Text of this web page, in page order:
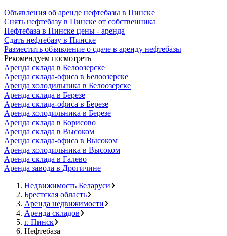
Объявления об аренде нефтебазы в Пинске
Снять нефтебазу в Пинске от собственника
Нефтебаза в Пинске цены - аренда
Сдать нефтебазу в Пинске
Разместить объявление о сдаче в аренду нефтебазы
Рекомендуем посмотреть
Аренда склада в Белоозерске
Аренда склада-офиса в Белоозерске
Аренда холодильника в Белоозерске
Аренда склада в Березе
Аренда склада-офиса в Березе
Аренда холодильника в Березе
Аренда склада в Борисово
Аренда склада в Высоком
Аренда склада-офиса в Высоком
Аренда холодильника в Высоком
Аренда склада в Галево
Аренда завода в Дрогичине
Недвижимость Беларуси
Брестская область
Аренда недвижимости
Аренда складов
г. Пинск
Нефтебаза